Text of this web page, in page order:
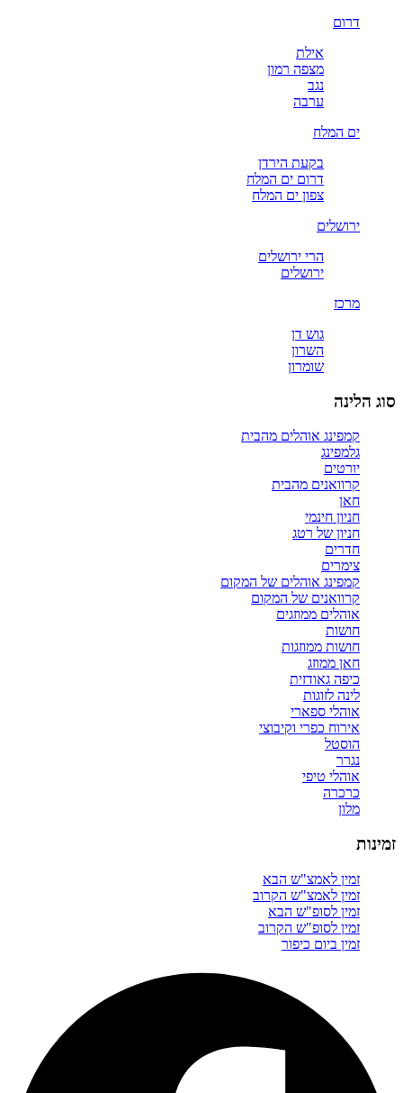
דרום
אילת
מצפה רמון
נגב
ערבה
ים המלח
בקעת הירדן
דרום ים המלח
צפון ים המלח
ירושלים
הרי ירושלים
ירושלים
מרכז
גוש דן
השרון
שומרון
סוג הלינה
קמפינג אוהלים מהבית
גלמפינג
יורטים
קרוואנים מהבית
חאן
חניון חינמי
חניון של רטג
חדרים
צימרים
קמפינג אוהלים של המקום
קרוואנים של המקום
אוהלים ממוזגים
חושות
חושות ממוזגות
חאן ממוזג
כיפה גאודזית
לינה לזוגות
אוהלי ספארי
אירוח כפרי וקיבוצי
הוסטל
נגרר
אוהלי טיפי
כרכרה
מלון
זמינות
זמין לאמצ"ש הבא
זמין לאמצ"ש הקרוב
זמין לסופ"ש הבא
זמין לסופ"ש הקרוב
זמין ביום כיפור